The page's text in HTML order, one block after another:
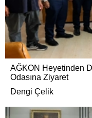
AĞKON Heyetinden
Odasına Ziyaret
Dengi Çelik